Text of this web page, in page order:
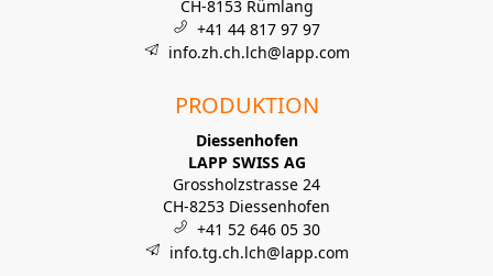
CH-8153 Rümlang
+41 44 817 97 97
info.zh.ch.lch@lapp.com
PRODUKTION
Diessenhofen
LAPP SWISS AG
Grossholzstrasse 24
CH-8253 Diessenhofen
+41 52 646 05 30
info.tg.ch.lch@lapp.com